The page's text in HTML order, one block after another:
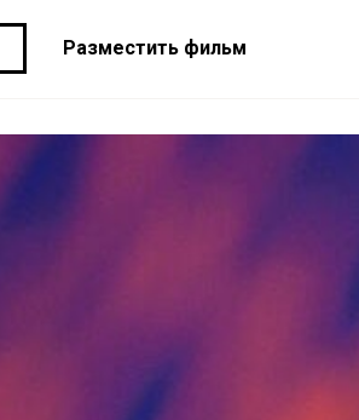
Разместить фильм